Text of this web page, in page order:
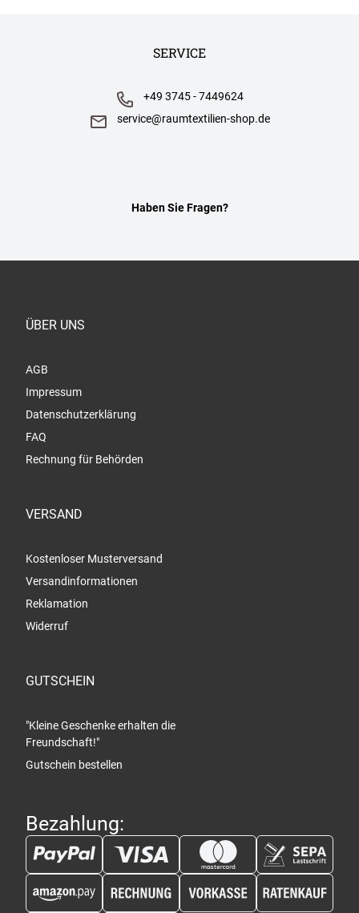
SERVICE
Haben Sie Fragen?
+49 3745 - 7449624
service@raumtextilien-shop.de
ÜBER UNS
AGB
Impressum
Datenschutzerklärung
FAQ
Rechnung für Behörden
VERSAND
Kostenloser Musterversand
Versandinformationen
Reklamation
Widerruf
GUTSCHEIN
"Kleine Geschenke erhalten die
Freundschaft!"
Gutschein bestellen
Bezahlung: